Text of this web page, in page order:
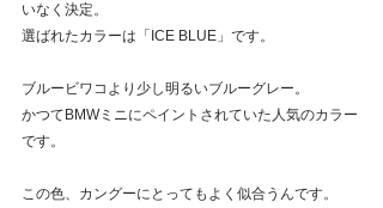
いなく決定。
選ばれたカラーは「ICE BLUE」です。
ブルービワコより少し明るいブルーグレー。
かつてBMWミニにペイントされていた人気のカラー
です。
この色、カングーにとってもよく似合うんです。